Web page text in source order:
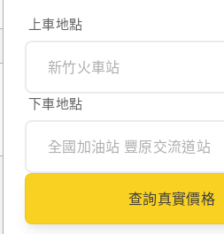
上車地點
下車地點
查詢真實價格